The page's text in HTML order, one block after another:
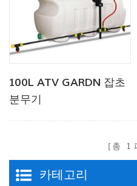
100L ATV GARDN 잡초
분무기
총 1
카테고리